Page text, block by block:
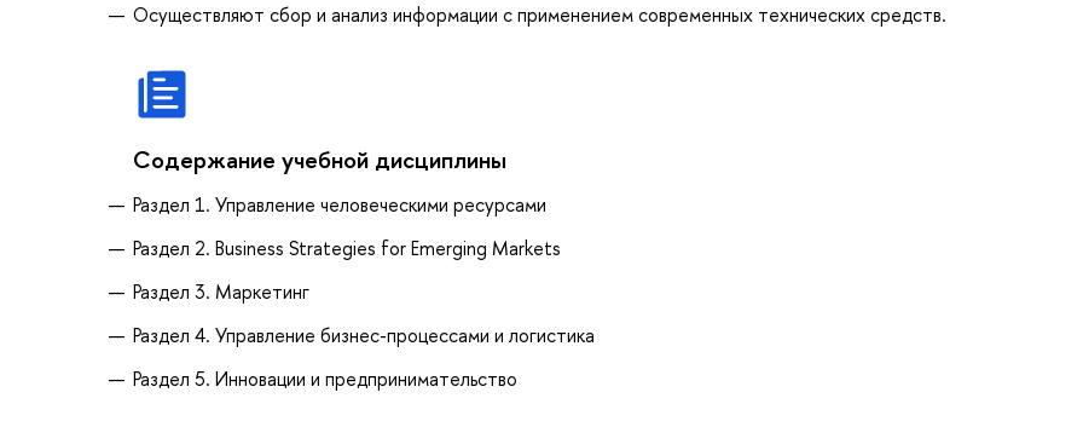
Осуществляют сбор и анализ информации с применением современных технических средств.
Содержание учебной дисциплины
Раздел 1. Управление человеческими ресурсами
Раздел 2. Business Strategies for Emerging Markets
Раздел 3. Маркетинг
Раздел 4. Управление бизнес-процессами и логистика
Раздел 5. Инновации и предпринимательство